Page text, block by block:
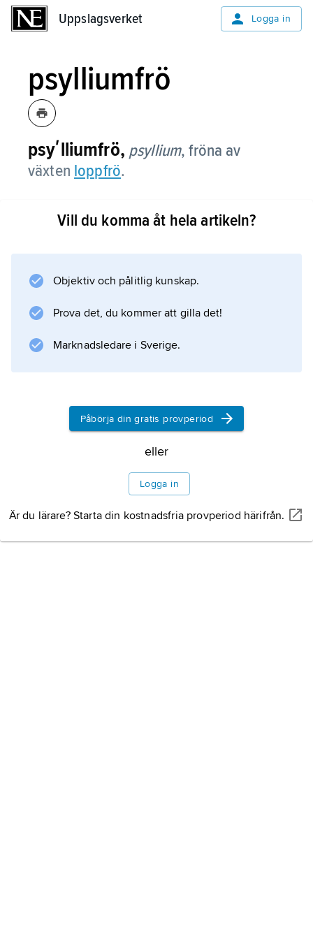
Uppslagsverket Logga in
psylliumfrö
psyʹlliumfrö, psyllium,fröna av
växten loppfrö.
Vill du komma åt hela artikeln?
Objektiv och pålitlig kunskap.
Prova det, du kommer att gilla det!
Marknadsledare i Sverige.
Påbörja din gratis provperiod
eller
Logga in
Är du lärare? Starta din kostnadsfria provperiod härifrån.